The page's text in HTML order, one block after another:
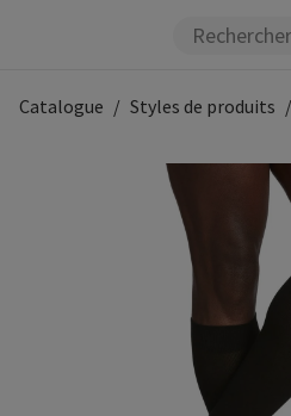
Catalogue Styles de produits